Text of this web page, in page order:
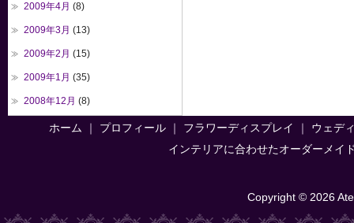
2009年4月 (8)
2009年3月 (13)
2009年2月 (15)
2009年1月 (35)
2008年12月 (8)
ホーム プロフィール フラワーディスプレイ
ウェデ
インテリアに合わせたオーダーメイ
Copyright © 2026